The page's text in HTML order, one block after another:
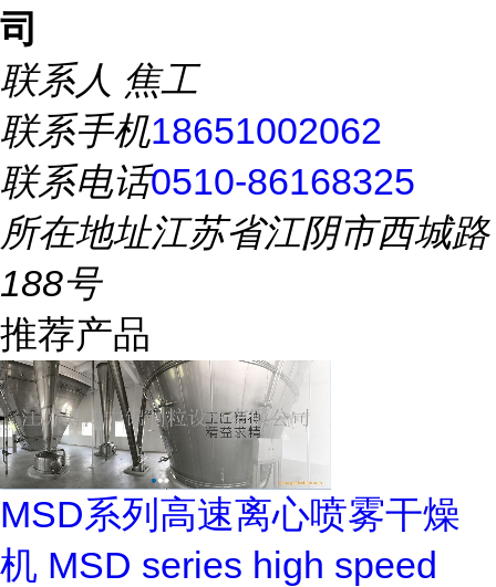
司
联系人 焦工
联系手机18651002062
联系电话0510-86168325
所在地址江苏省江阴市西城路
188号
推荐产品
MSD系列高速离心喷雾干燥
机 MSD series high speed